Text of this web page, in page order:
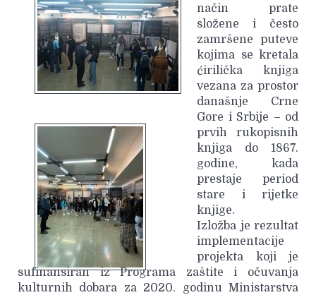
način prate
složene i često
zamršene puteve
kojima se kretala
ćirilička knjiga
vezana za prostor
današnje Crne
Gore i Srbije – od
prvih rukopisnih
knjiga do 1867.
godine, kada
prestaje period
stare i rijetke
knjige.
Izložba je rezultat
implementacije
projekta koji je
sufinansiran iz Programa zaštite i očuvanja
kulturnih dobara za 2020. godinu Ministarstva